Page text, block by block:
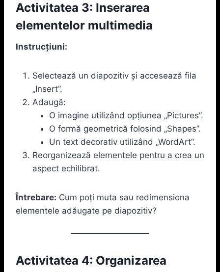
Activitatea 3: Inserarea
elementelor multimedia
Instrucțiuni:
Selectează un diapozitiv și accesează fila
„Insert”.
Adaugă:
O imagine utilizând opțiunea „Pictures”.
O formă geometrică folosind „Shapes”.
Un text decorativ utilizând „WordArt”.
Reorganizează elementele pentru a crea un
aspect echilibrat.
Întrebare: Cum poți muta sau redimensiona
elementele adăugate pe diapozitiv?
Activitatea 4: Organizarea